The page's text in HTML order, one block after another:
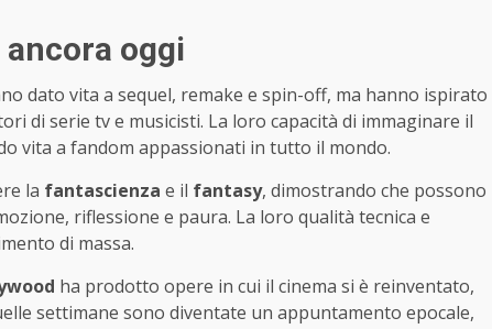
oggi
dato vita a sequel, remake e spin-off, ma hanno ispirato
di serie tv e musicisti. La loro capacità di immaginare il
vita a fandom appassionati in tutto il mondo.
la fantascienza e il fantasy, dimostrando che possono
riflessione e paura. La loro qualità tecnica e
di massa.
ha prodotto opere in cui il cinema si è reinventato,
settimane sono diventate un appuntamento epocale,